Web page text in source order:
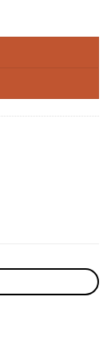
：
配方 抗UV 抗氧化